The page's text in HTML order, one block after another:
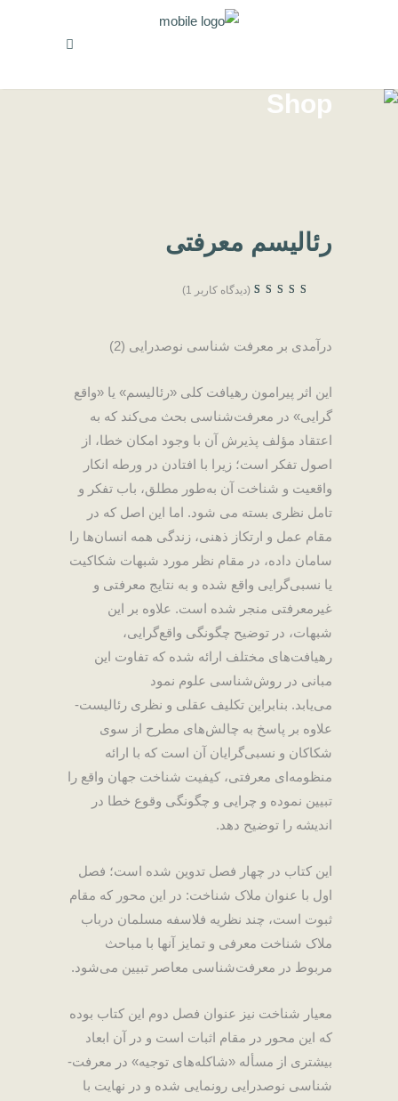
Shop
رئالیسم معرفتی
(دیدگاه کاربر 1
)
درآمدی بر معرفت شناسی نوصدرایی (2)
این اثر پیرامون رهیافت کلی «رئالیسم» یا «واقع
‌گرایی» در معرفت‌شناسی بحث می‌کند که به
اعتقاد مؤلف پذیرش آن با وجود امکان خطا، از
اصول تفکر است؛ زیرا با افتادن در ورطه انکار
واقعیت و شناخت آن به‌طور مطلق، باب تفکر و
تامل نظری بسته می‌ شود. اما این اصل که در
مقام عمل و ارتکاز ذهنی، زندگی همه انسان‌ها را
سامان داده، در مقام نظر مورد شبهات شکاکیت
یا نسبی‌گرایی واقع شده و به نتایج معرفتی و
غیرمعرفتی منجر شده است. علاوه بر این
شبهات، در توضیح چگونگی واقع‌گرایی،
رهیافت‌های مختلف ارائه شده که تفاوت این
مبانی در روش‌شناسی علوم نمود
می‌یابد . بنابراین تکلیف عقلی و نظری رئالیست-
علاوه بر پاسخ به چالش‌های مطرح از سوی
شکاکان و نسبی‌گرایان آن است که با ارائه
منظومه‌ای معرفتی، کیفیت شناخت جهان واقع را
تبیین نموده و چرایی و چگونگی وقوع خطا در
اندیشه را توضیح دهد .
این کتاب در چهار فصل تدوین شده است؛ فصل
اول با عنوان ملاک شناخت: در این محور که مقام
ثبوت است، چند نظریه فلاسفه مسلمان درباب
ملاک شناخت معرفی و تمایز آنها با مباحث
مربوط در معرفت‌شناسی معاصر تبیین می‌شود .
معیار شناخت نیز عنوان فصل دوم این کتاب بوده
که این محور در مقام اثبات است و در آن ابعاد
بیشتری از مسأله «شاکله‌های توجیه» در معرفت-
شناسی نوصدرایی رونمایی شده و در نهایت با